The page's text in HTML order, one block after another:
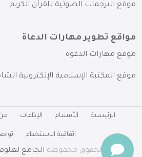
موقع الترجمات الصوتية للقرآن الكريم
مواقع تطوير مهارات الدعاة
موقع مهارات الدعوة
موقع المكتبة الإسلامية الإلكترونية
الرئيسية الأقسام الإذاعات
اتفاقية الاستخدام
جميع الحقوق محفوظة الجامع لعلوم